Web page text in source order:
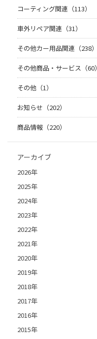
コーティング関連（113）
車外リペア関連（31）
その他カー用品関連（238）
その他商品・サービス（60）
その他（1）
お知らせ（202）
商品情報（220）
アーカイブ
2026年
2025年
2024年
2023年
2022年
2021年
2020年
2019年
2018年
2017年
2016年
2015年